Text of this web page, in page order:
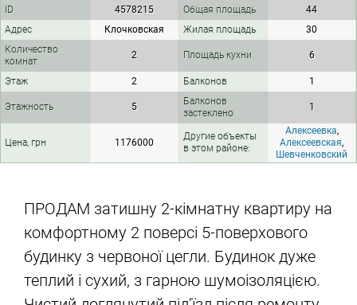
ID 4578215 Общая площадь
44
Адрес
Клочковская Жилая площадь
30
Количество
комнат
2 Площадь кухни 6
Этаж 2 Балконов 1
Этажность 5
Балконов
застеклено
1
Цена, грн 1176000
Другие объекты
в этом районе:
Алексеевка,
Алексеевская,
Шевченковский
ПРОДАМ затишну 2-кімнатну квартиру на
комфортному 2 поверсі 5-поверхового
будинку з червоної цегли. Будинок дуже
теплий і сухий, з гарною шумоізоляцією.